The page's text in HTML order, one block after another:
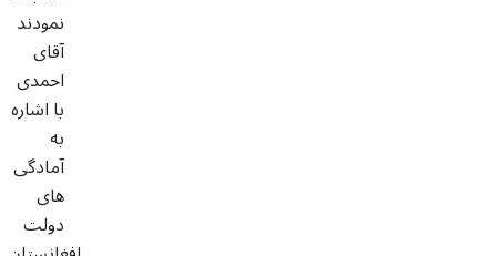
نمودند
آقای
احمدی
با اشاره
به
آمادگی
های
دولت